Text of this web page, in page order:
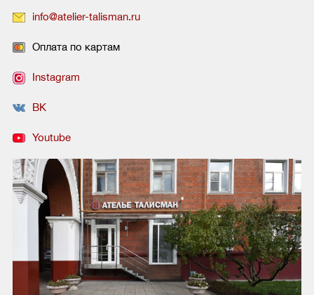
info@atelier-talisman.ru
Оплата по картам
Instagram
ВК
Youtube